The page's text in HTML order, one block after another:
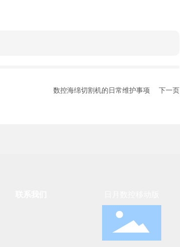
数控海绵切割机的日常维护事项 下一页